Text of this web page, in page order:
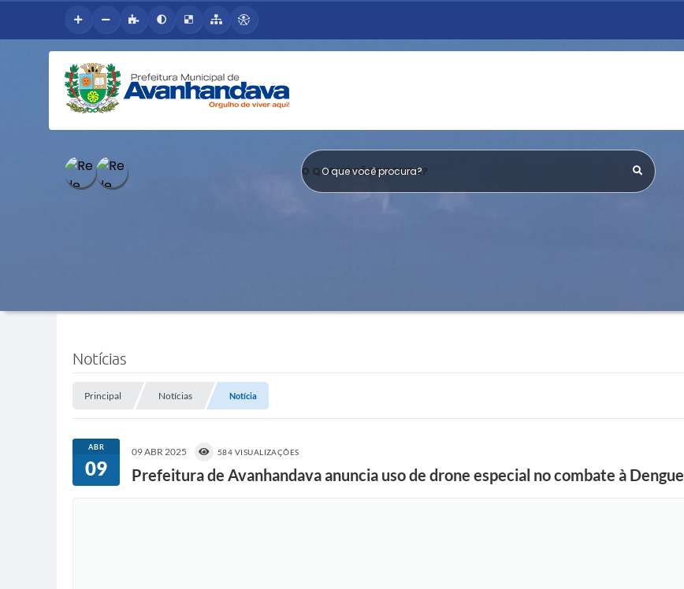
O QUE VOCÊ PROCURA?
Notícias
Principal Notícias Notícia
ABR
09
09 ABR 2025 584 VISUALIZAÇÕES
Prefeitura de Avanhandava anuncia uso de drone especial no combate à Dengue